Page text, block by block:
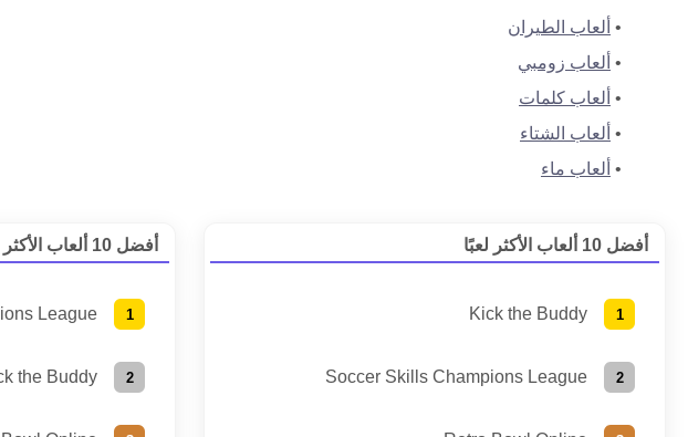
ألعاب الطيران
ألعاب زومبي
ألعاب كلمات
ألعاب الشتاء
ألعاب ماء
أفضل 10 ألعاب الأكثر لعبًا
Kick the Buddy
Soccer Skills Champions League
أفضل 10 ألعاب الأكثر إعجابًا
League
the Buddy